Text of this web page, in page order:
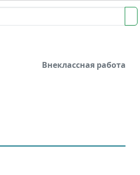
Внеклассная работа